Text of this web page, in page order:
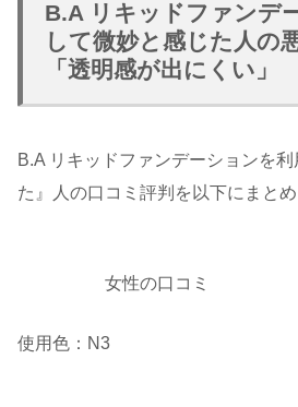
B.A リキッドファンデ
して微妙と感じた人の
「透明感が出にくい」
B.A リキッドファンデーションを
た』人の口コミ評判を以下にまとめ
女性の口コミ
使用色：N3